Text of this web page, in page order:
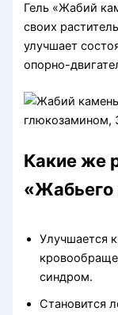
Гель «Жабий
своих
улучшает
опорно-
Какие же
«Жабьего
Улучшается
синдром.
Становится